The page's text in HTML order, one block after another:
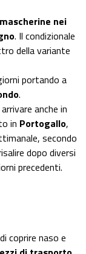
nei
. Il condizionale
della variante
portando a
.
anche in
in Portogallo,
secondo
dopo diversi
precedenti.
coprire naso e